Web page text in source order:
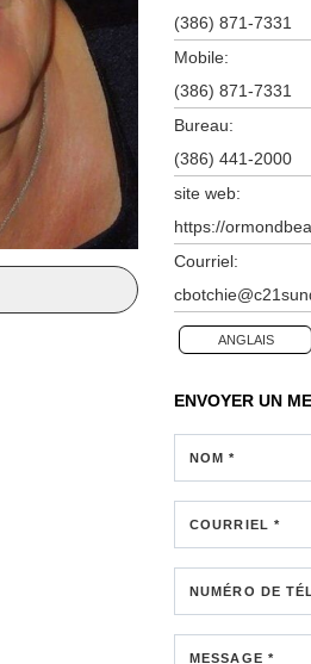
(386) 871-7331
Mobile:
(386) 871-7331
Bureau:
(386) 441-2000
site web:
https://
Courriel:
ANGLAIS
ENVOYER UN
NOM *
COURRIEL *
NUMÉRO DE
MESSAGE *